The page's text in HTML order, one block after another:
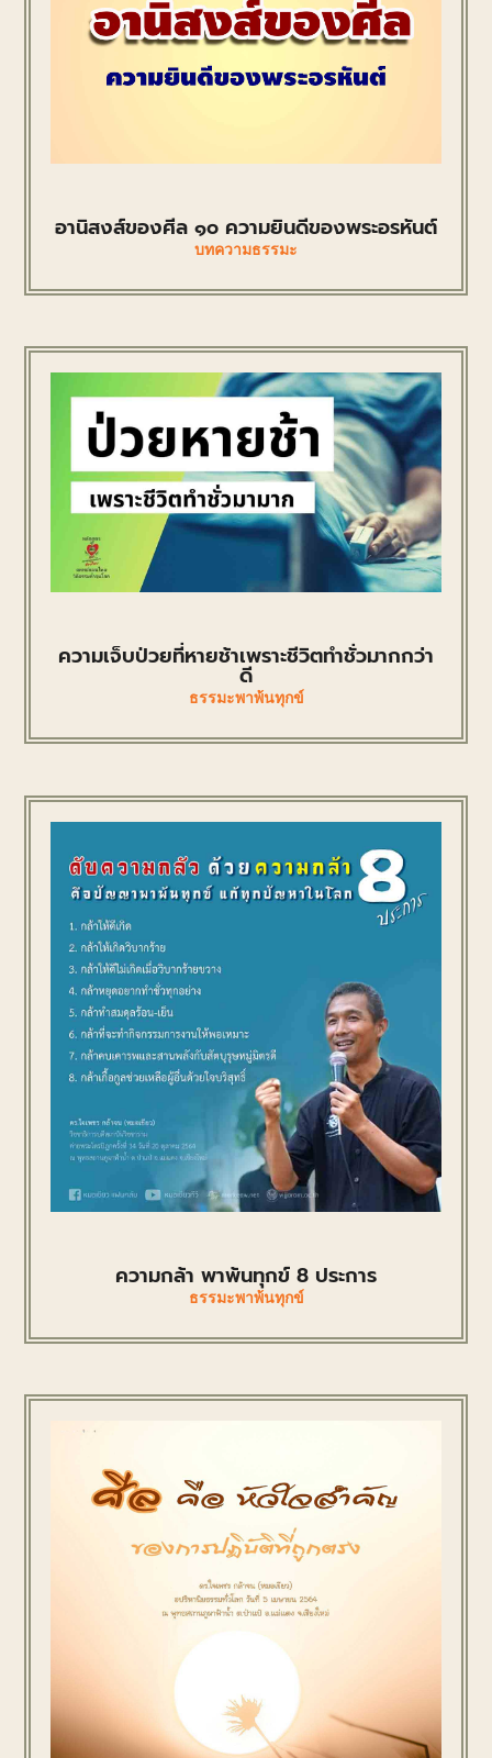
อานิสงส์ของศีล ๑๐ ความยินดีของพระอรหันต์
บทความธรรมะ
ความเจ็บป่วยที่หายช้าเพราะชีวิตทำชั่วมากกว่า
ดี
ธรรมะพาพ้นทุกข์
ความกล้า พาพ้นทุกข์ 8 ประการ
ธรรมะพาพ้นทุกข์